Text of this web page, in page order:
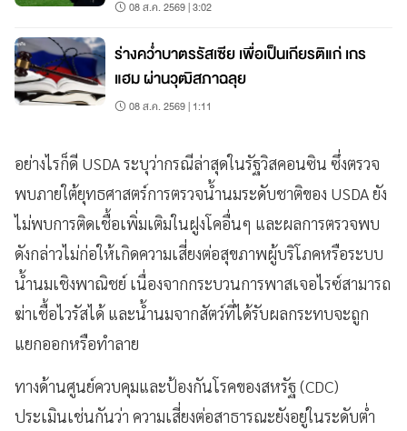
08 ส.ค. 2569 | 3:02
ร่างคว่ำบาตรรัสเซีย เพื่อเป็นเกียรติแก่ เกร
แฮม ผ่านวุฒิสภาฉลุย
08 ส.ค. 2569 | 1:11
อย่างไรก็ดี USDA ระบุว่ากรณีล่าสุดในรัฐวิสคอนซิน ซึ่งตรวจ
พบภายใต้ยุทธศาสตร์การตรวจน้ำนมระดับชาติของ USDA ยัง
ไม่พบการติดเชื้อเพิ่มเติมในฝูงโคอื่นๆ และผลการตรวจพบ
ดังกล่าวไม่ก่อให้เกิดความเสี่ยงต่อสุขภาพผู้บริโภคหรือระบบ
น้ำนมเชิงพาณิชย์ เนื่องจากกระบวนการพาสเจอไรซ์สามารถ
ฆ่าเชื้อไวรัสได้ และน้ำนมจากสัตว์ที่ได้รับผลกระทบจะถูก
แยกออกหรือทำลาย
ทางด้านศูนย์ควบคุมและป้องกันโรคของสหรัฐ (CDC)
ประเมินเช่นกันว่า ความเสี่ยงต่อสาธารณะยังอยู่ในระดับต่ำ